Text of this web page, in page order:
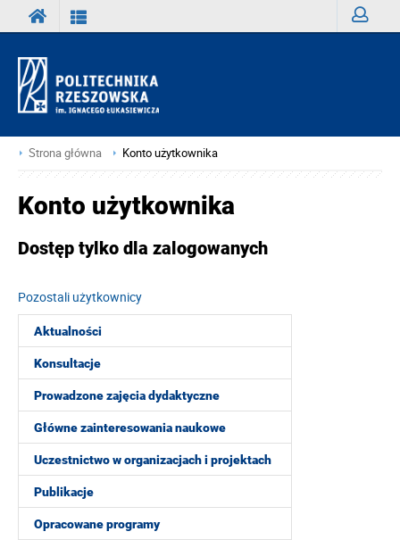
Strona główna Konto użytkownika
Aktualności
Konsultacje
Prowadzone zajęcia dydaktyczne
Główne zainteresowania naukowe
Uczestnictwo w organizacjach i projektach
Publikacje
Opracowane programy
Konto użytkownika
Dostęp tylko dla zalogowanych
Pozostali użytkownicy